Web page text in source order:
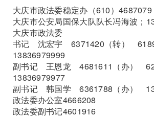
大庆市政法委稳定办（610）4687079
大庆市公安局国保大队队长冯海波；
大庆市政法委
书记 沈宏宇 6371420（转）
13836979999
副书记 王恩龙 4681611（办）
13836979977
副书记 韩国学 6361788（办）
政法委办公室4666208
政法委副书记4601916